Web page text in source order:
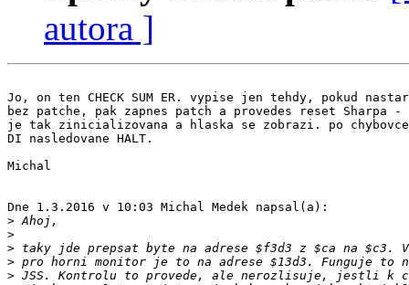
autora ]
Jo, on ten CHECK SUM ER. vypise jen tehdy, pokud
bez patche, pak zapnes patch a provedes reset Sharpa -
je tak zinicializovana a hlaska se zobrazi. po
DI nasledovane HALT.
Michal
Dne 1.3.2016 v 10:03 Michal Medek napsal(a):
>
>
>
>
>